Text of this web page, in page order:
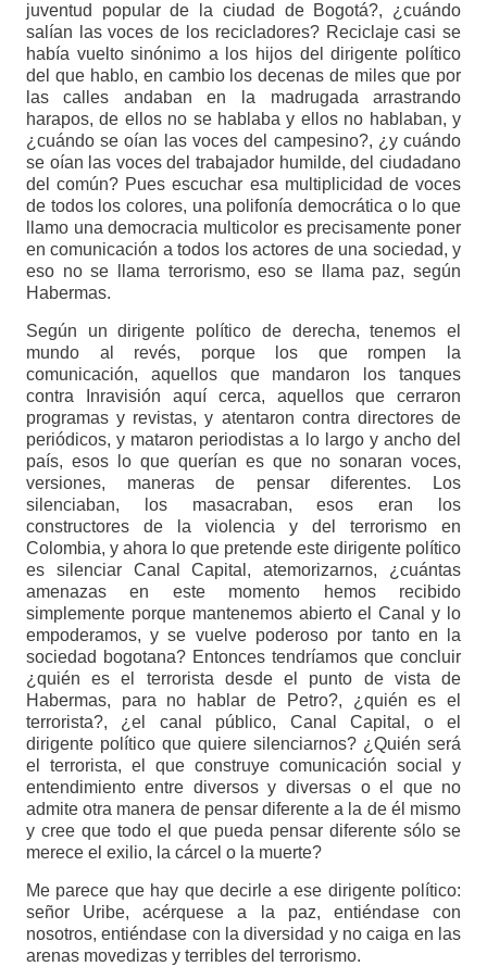
juventud popular de la ciudad de Bogotá?, ¿cuándo
salían las voces de los recicladores? Reciclaje casi se
había vuelto sinónimo a los hijos del dirigente político
del que hablo, en cambio los decenas de miles que por
las calles andaban en la madrugada arrastrando
harapos, de ellos no se hablaba y ellos no hablaban, y
¿cuándo se oían las voces del campesino?, ¿y cuándo
se oían las voces del trabajador humilde, del ciudadano
del común? Pues escuchar esa multiplicidad de voces
de todos los colores, una polifonía democrática o lo que
llamo una democracia multicolor es precisamente poner
en comunicación a todos los actores de una sociedad, y
eso no se llama terrorismo, eso se llama paz, según
Habermas.
Según un dirigente político de derecha, tenemos el
mundo al revés, porque los que rompen la
comunicación, aquellos que mandaron los tanques
contra Inravisión aquí cerca, aquellos que cerraron
programas y revistas, y atentaron contra directores de
periódicos, y mataron periodistas a lo largo y ancho del
país, esos lo que querían es que no sonaran voces,
versiones, maneras de pensar diferentes. Los
silenciaban, los masacraban, esos eran los
constructores de la violencia y del terrorismo en
Colombia, y ahora lo que pretende este dirigente político
es silenciar Canal Capital, atemorizarnos, ¿cuántas
amenazas en este momento hemos recibido
simplemente porque mantenemos abierto el Canal y lo
empoderamos, y se vuelve poderoso por tanto en la
sociedad bogotana? Entonces tendríamos que concluir
¿quién es el terrorista desde el punto de vista de
Habermas, para no hablar de Petro?, ¿quién es el
terrorista?, ¿el canal público, Canal Capital, o el
dirigente político que quiere silenciarnos? ¿Quién será
el terrorista, el que construye comunicación social y
entendimiento entre diversos y diversas o el que no
admite otra manera de pensar diferente a la de él mismo
y cree que todo el que pueda pensar diferente sólo se
merece el exilio, la cárcel o la muerte?
Me parece que hay que decirle a ese dirigente político:
señor Uribe, acérquese a la paz, entiéndase con
nosotros, entiéndase con la diversidad y no caiga en las
arenas movedizas y terribles del terrorismo.